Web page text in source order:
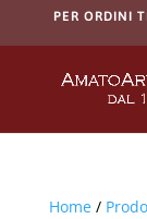
PER ORDINI
Home/